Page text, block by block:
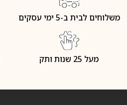
משלוחים לבית ב-5 ימי עסקים
מעל 25 שנות ותק